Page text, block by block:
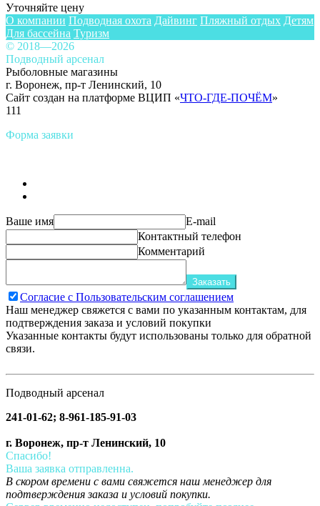
Уточняйте цену
О компании Подводная охота Дайвинг Пляжный отдых Детям
Для бассейна Туризм
© 2018—2026
Подводный арсенал
Рыболовные магазины
г. Воронеж, пр-т Ленинский, 10
Сайт создан на платформе ВЦИП «ЧТО-ГДЕ-ПОЧЁМ»
111
Форма заявки
Ваше имя
E-mail
Контактный телефон
Комментарий
Заказать
Согласие с Пользовательским соглашением
Наш менеджер свяжется с вами по указанным контактам, для
подтверждения заказа и условий покупки
Указанные контакты будут использованы только для обратной
связи.
Подводный арсенал
241-01-62; 8-961-185-91-03
г. Воронеж, пр-т Ленинский, 10
Спасибо!
Ваша заявка отправленна.
В скором времени с вами свяжется наш менеджер для
подтверждения заказа и условий покупки.